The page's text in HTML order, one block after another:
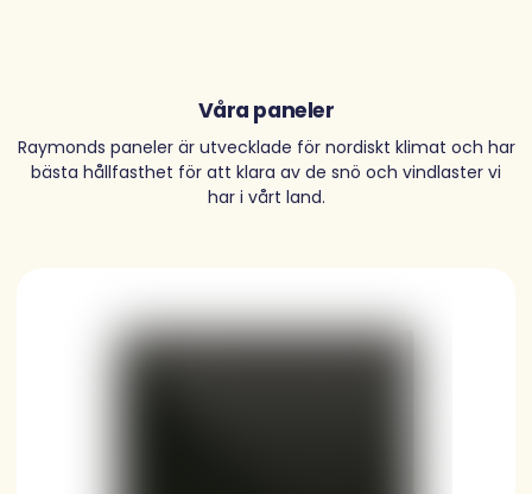
Våra paneler
Raymonds paneler är utvecklade för nordiskt klimat och har
bästa hållfasthet för att klara av de snö och vindlaster vi
har i vårt land.